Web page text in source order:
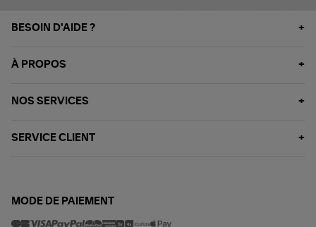
BESOIN D'AIDE ?
À PROPOS
NOS SERVICES
SERVICE CLIENT
MODE DE PAIEMENT